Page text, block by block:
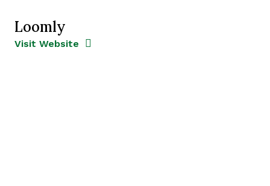
Loomly
Opens new window
Visit Website Opens New Window